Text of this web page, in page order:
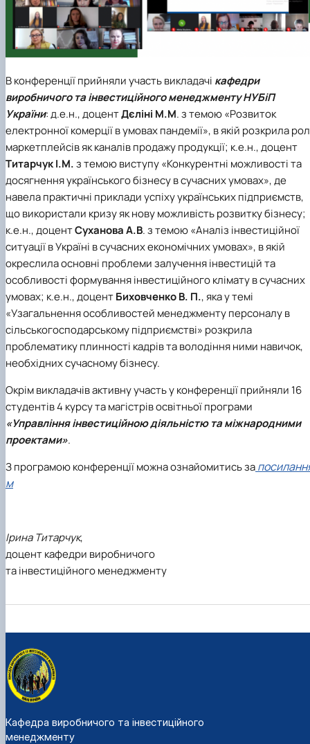
В конференції прийняли участь викладачі кафедри
виробничого та інвестиційного менеджменту НУБіП
України: д.е.н., доцентДєліні М.М. з темою «Розвиток
електронної комерції в умовах пандемії», в якій розкрила
маркетплейсів як каналів продажу продукції; к.е.н., доцент
Титарчук І.М.з темою виступу «Конкурентні можливості та
досягнення українського бізнесу в сучасних умовах», де
навела практичні приклади успіху українських підприємств,
що використали кризу як нову можливість розвитку бізнесу;
к.е.н., доцентСуханова А.В. з темою «Аналіз інвестиційної
ситуації в Україні в сучасних економічних умовах», в якій
окреслила основні проблеми залучення інвестицій та
особливості формування інвестиційного клімату в сучасних
умовах; к.е.н., доцентБиховченко В. П., яка у темі
«Узагальнення особливостей менеджменту персоналу в
сільськогосподарському підприємстві» розкрила
проблематику плинності кадрів та володіння ними навичок,
необхідних сучасному бізнесу.
Окрім викладачів активну участь у конференції прийняли 16
студентів 4 курсу та магістрів освітньої програми
«Управління інвестиційною діяльністю та міжнародними
проектами».
З програмою конференції можна ознайомитись за
м
Ірина Титарчук,
доцент кафедри виробничого
та інвестиційного менеджменту
Кафедра виробничого та інвестиційного
менеджменту